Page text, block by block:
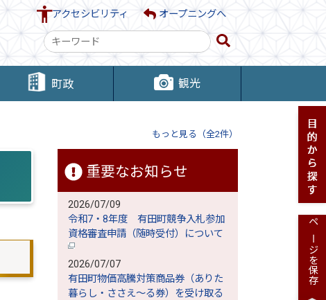
アクセシビリティ オープニングへ
検
索
キ
ー町政 観光
もっと見る（全2件）
重要なお知らせ
2026/07/09
令和7・8年度 有田町競争入札参加
資格審査申請（随時受付）について
2026/07/07
有田町物価高騰対策商品券（ありた
暮らし・ささえ～る券）を受け取る
ページを保存